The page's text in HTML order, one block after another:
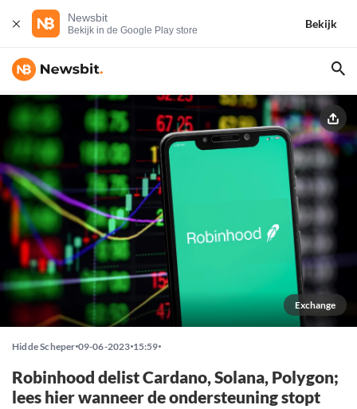
Newsbit
Bekijk in de Google Play store
Bekijk
Exchange
Hidde Scheper 09-06-2023 15:59
Robinhood delist Cardano, Solana, Polygon;
lees hier wanneer de ondersteuning stopt